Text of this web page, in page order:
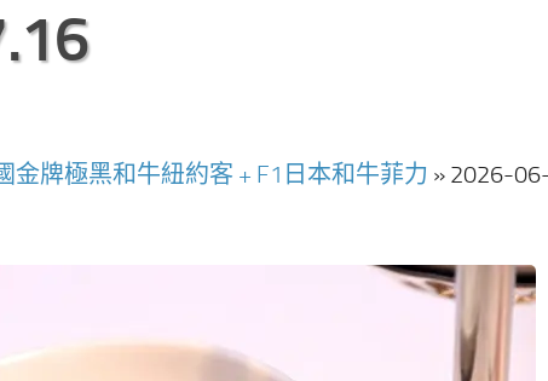
金牌極黑和牛紐約客 + F1日本和牛菲力 » 2026-